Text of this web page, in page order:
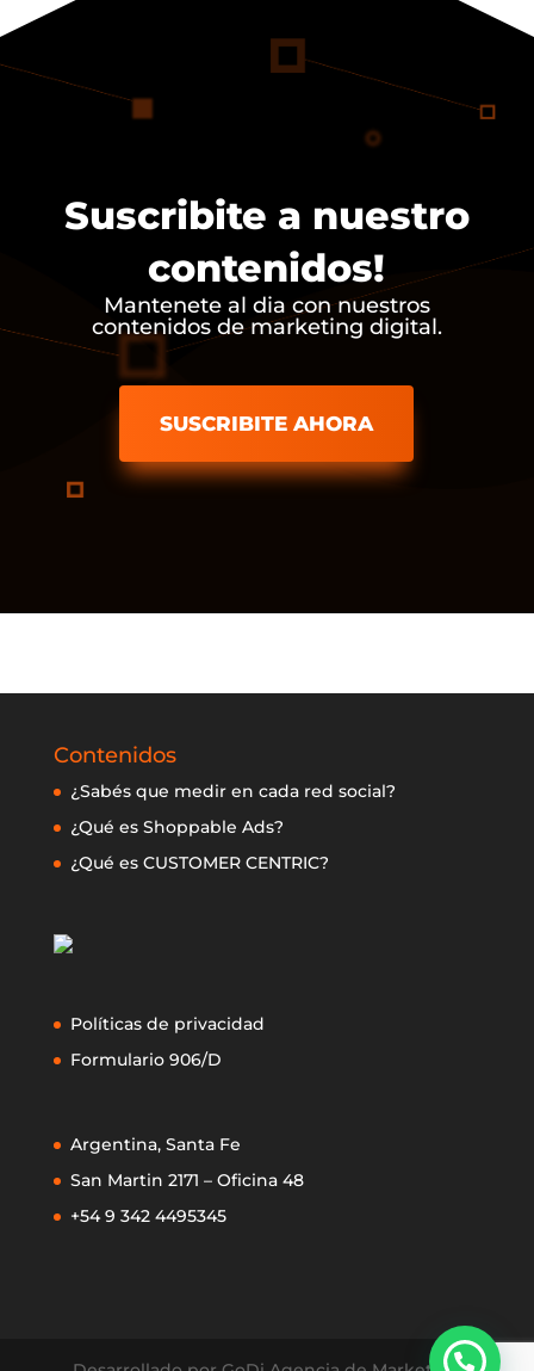
Suscribite a nuestro
contenidos!
Mantenete al dia con nuestros
contenidos de marketing digital.
SUSCRIBITE AHORA
Contenidos
¿Sabés que medir en cada red social?
¿Qué es Shoppable Ads?
¿Qué es CUSTOMER CENTRIC?
Políticas de privacidad
Formulario 906/D
Argentina, Santa Fe
San Martin 2171 – Oficina 48
+54 9 342 4495345